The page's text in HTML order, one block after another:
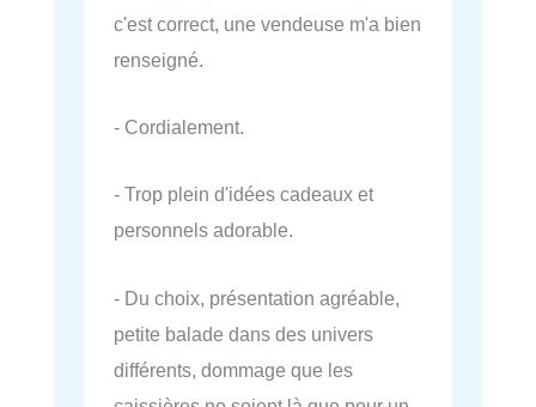
c'est correct, une vendeuse m'a bien
renseigné.
- Cordialement.
- Trop plein d'idées cadeaux et
personnels adorable.
- Du choix, présentation agréable,
petite balade dans des univers
différents, dommage que les